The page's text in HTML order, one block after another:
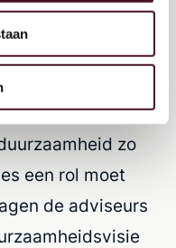
Direct worden
vanuit
Stad betrokken.
zo
een rol moet
de adviseurs